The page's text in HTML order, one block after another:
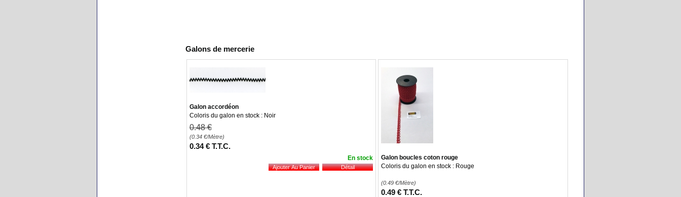
Galons de mercerie
Galon accordéon
Coloris du galon en stock : Noir
0.48 €
(0.34 €/Mètre)
0.34 € T.T.C.
En stock
Galon boucles coton rouge
Coloris du galon en stock : Rouge
(0.49€/Mètre)
0.49 € T.T.C.